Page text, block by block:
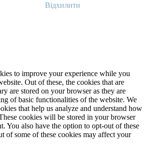
Відхилити
to improve your experience while you
Out of these, the cookies that are
are stored on your browser as they are
of basic functionalities of the website. We
that help us analyze and understand how
cookies will be stored in your browser
You also have the option to opt-out of these
of some of these cookies may affect your